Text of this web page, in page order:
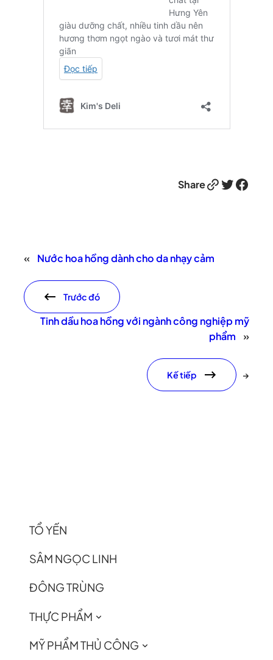
ShareLink Twitter Facebook
« Nước hoa hồng dành cho da nhạy cảm
Trước đó
Tinh dầu hoa hồng với ngành công nghiệp mỹ
phẩm
»
Kế tiếp →
TỔ YẾN
SÂM NGỌC LINH
ĐÔNG TRÙNG
THỰC PHẨM
MỸ PHẨM THỦ CÔNG